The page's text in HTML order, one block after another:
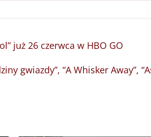
już 26 czerwca w HBO GO
gwiazdy”, “A Whisker Away”,